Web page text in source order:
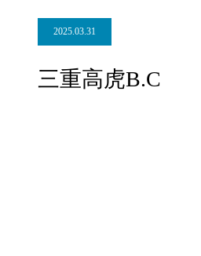
2025.03.31
三重高虎B.C